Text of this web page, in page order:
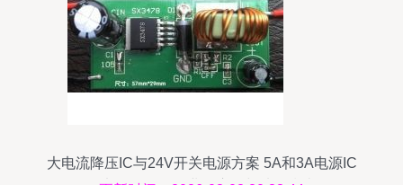
大电流降压IC与24V开关电源方案 5A和3A电源IC